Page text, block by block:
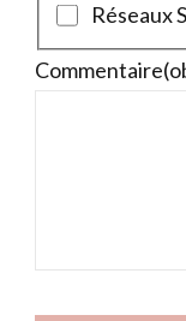
Réseaux
Commentaire